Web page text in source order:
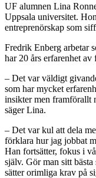
UF alumnen Lina
Uppsala universitet.
entreprenörskap som
Fredrik Enberg arbetar
har 20 års erfarenhet av
– Det var väldigt
som har mycket
insikter men framförallt
säger Lina.
– Det var kul att dela
förklara hur jag jobbat
Han fortsätter, fokus i
själv. Gör man sitt
sätter orimliga krav på